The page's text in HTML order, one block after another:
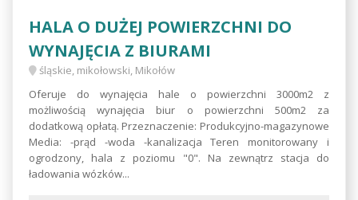
HALA O DUŻEJ POWIERZCHNI DO
WYNAJĘCIA Z BIURAMI
śląskie, mikołowski, Mikołów
Oferuje do wynajęcia hale o powierzchni 3000m2 z
możliwością wynajęcia biur o powierzchni 500m2 za
dodatkową opłatą. Przeznaczenie: Produkcyjno-magazynowe
Media: -prąd -woda -kanalizacja Teren monitorowany i
ogrodzony, hala z poziomu "0". Na zewnątrz stacja do
ładowania wózków...